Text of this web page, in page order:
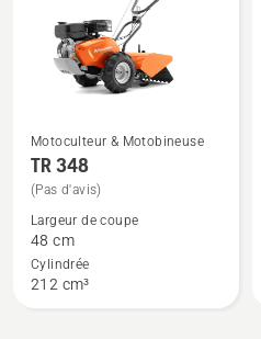
Voir
plus
de
détails
sur
TR 348
Motoculteur & Motobineuse
TR 348
(Pas d'avis)
Largeur de coupe
48 cm
Cylindrée
212 cm³